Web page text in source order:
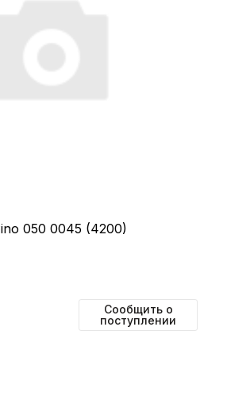
050 0045 (4200)
Сообщить о
поступлении